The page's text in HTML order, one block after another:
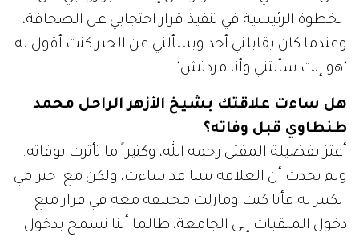
الخطوة الرئيسية في تنفيذ قرار احتجابي عن الصحافة،
وعندما كان يقابلني أحد ويسألني عن الخبر كنت أقول له
"هو إنت سألتني وأنا مردتش".
هل ساءت علاقتك بشيخ الأزهر الراحل محمد
طنطاوي قبل وفاته؟
أعتز بفضيلة المفتي رحمه الله، وكثيراً ما تأثرت بوفاته.
ولم يحدث أن العلاقة بيننا قد ساءت، ولكن مع احترامي
الكبير له فأنا كنت ومازلت مختلفة معه في قرار منع
دخول المنقبات إلى الجامعة، طالما أننا نسمح بدخول